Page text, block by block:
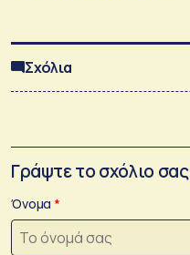
Σχόλια
Γράψτε το σχόλιο σας
Όνομα